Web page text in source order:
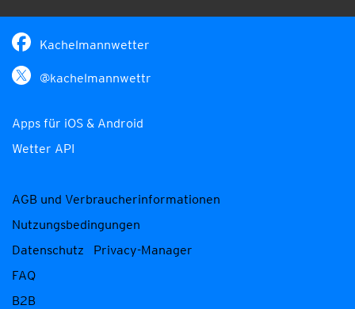
Kachelmannwetter
@kachelmannwettr
Apps für iOS & Android
Wetter API
AGB und Verbraucherinformationen
Nutzungsbedingungen
Datenschutz
Privacy-Manager
FAQ
B2B